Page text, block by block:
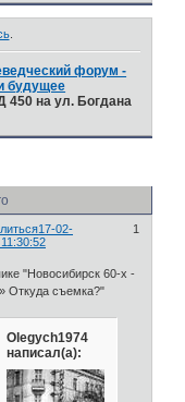
.
форум -
будущее
450 на ул. Богдана
1
17-02-
"Новосибирск 60-х -
Откуда съемка?"
Olegych1974
написал(а):